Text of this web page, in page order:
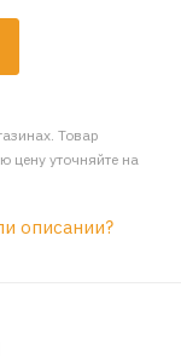
Товар
цену уточняйте на
описании?